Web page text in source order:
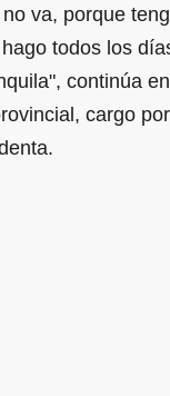
va, porque
todos los
continúa
cargo